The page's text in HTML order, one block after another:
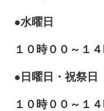
●水曜日
１０時００～１
●日曜日・祝祭日
１０時００～１